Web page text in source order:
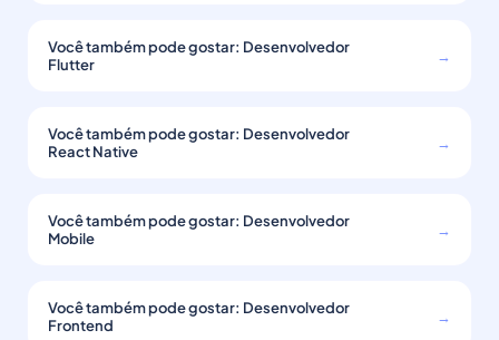
Você também pode gostar: Desenvolvedor
Flutter
→
Você também pode gostar: Desenvolvedor
React Native
→
Você também pode gostar: Desenvolvedor
Mobile
→
Você também pode gostar: Desenvolvedor
Frontend
→